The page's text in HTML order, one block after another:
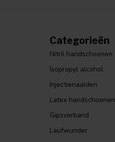
Categorieën
Nitril handschoenen
Isopropyl alcohol
Injectienaalden
Latex handschoenen
Gipsverband
Laufwunder